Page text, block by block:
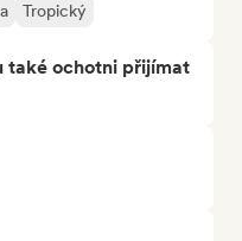
Tropický
také ochotni přijímat